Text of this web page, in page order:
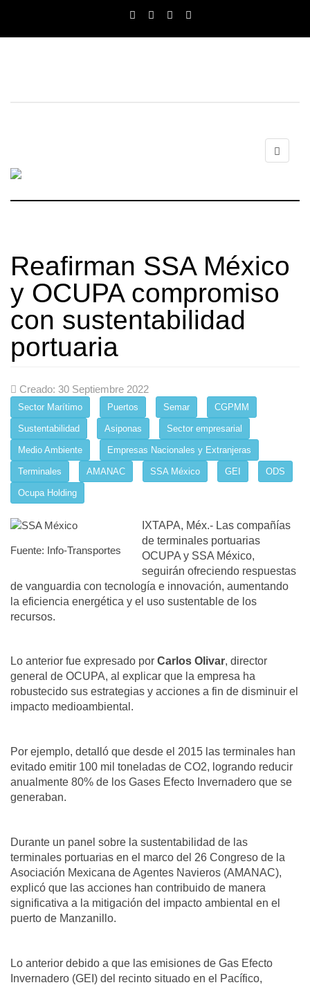
Reafirman SSA México
y OCUPA compromiso
con sustentabilidad
portuaria
Creado: 30 Septiembre 2022
Sector Marítimo Puertos Semar CGPMM
Sustentabilidad Asiponas Sector empresarial
Medio Ambiente Empresas Nacionales y Extranjeras
Terminales AMANAC SSA México GEI ODS
Ocupa Holding
Fuente: Info-Transportes
IXTAPA, Méx.- Las compañías
de terminales portuarias
OCUPA y SSA México,
seguirán ofreciendo respuestas
de vanguardia con tecnología e innovación, aumentando
la eficiencia energética y el uso sustentable de los
recursos.
Lo anterior fue expresado por Carlos Olivar, director
general de OCUPA, al explicar que la empresa ha
robustecido sus estrategias y acciones a fin de disminuir el
impacto medioambiental.
Por ejemplo, detalló que desde el 2015 las terminales han
evitado emitir 100 mil toneladas de CO2, logrando reducir
anualmente 80% de los Gases Efecto Invernadero que se
generaban.
Durante un panel sobre la sustentabilidad de las
terminales portuarias en el marco del 26 Congreso de la
Asociación Mexicana de Agentes Navieros (AMANAC),
explicó que las acciones han contribuido de manera
significativa a la mitigación del impacto ambiental en el
puerto de Manzanillo.
Lo anterior debido a que las emisiones de Gas Efecto
Invernadero (GEI) del recinto situado en el Pacífico,